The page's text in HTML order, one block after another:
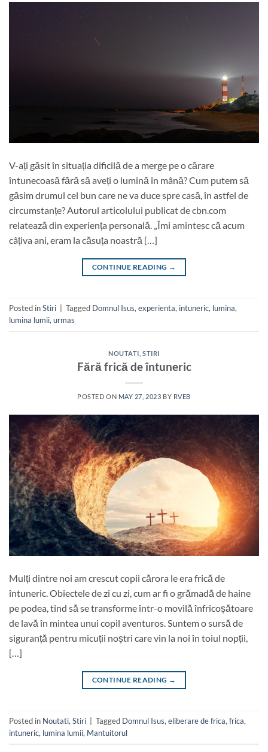
V-ați găsit în situația dificilă de a merge pe o cărare
întunecoasă fără să aveți o lumină în mână? Cum putem să
găsim drumul cel bun care ne va duce spre casă, în astfel de
circumstanțe? Autorul articolului publicat de cbn.com
relatează din experiența personală. „Îmi amintesc că acum
câțiva ani, eram la căsuța noastră […]
CONTINUE READING →
Posted inStiri Tagged Domnul Isus, experienta, intuneric, lumina,
lumina lumii, urmas
NOUTATI ,STIRI
Fără frică de întuneric
POSTED ON MAY 27, 2023 BY RVEB
Mulți dintre noi am crescut copii cărora le era frică de
întuneric. Obiectele de zi cu zi, cum ar fi o grămadă de haine
pe podea, tind să se transforme într-o movilă înfricoșătoare
de lavă în mintea unui copil aventuros. Suntem o sursă de
siguranță pentru micuții noștri care vin la noi în toiul nopții,
[…]
CONTINUE READING →
Posted in Noutati, Stiri Tagged Domnul Isus, eliberare de frica, frica,
intuneric, lumina lumii, Mantuitorul